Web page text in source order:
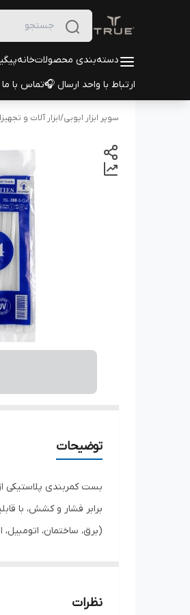
دسته‌بندی محصولاتخانه
ارتباط با واحد ارسال 🎧تماس با ما
سوپر ابزار ایوبی/ابزار آلات و
توضیحات
بست کمربندی پلاستیکی
نظرات